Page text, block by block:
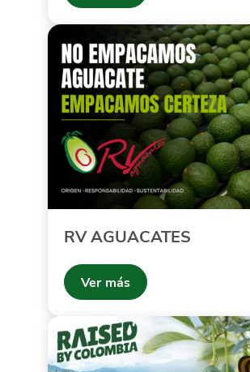
RV AGUACATES
Ver más